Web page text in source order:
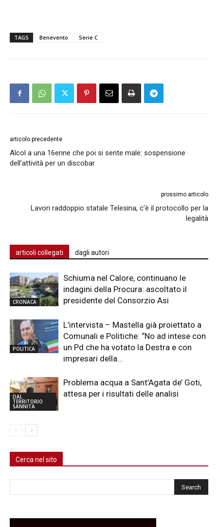
TAGS Benevento Serie C
articolo precedente
Alcol a una 16enne che poi si sente male: sospensione
dell’attività per un discobar
prossimo articolo
Lavori raddoppio statale Telesina, c’è il protocollo per la
legalità
articoli collegati dagli autori
CRONACA
Schiuma nel Calore, continuano le
indagini della Procura: ascoltato il
presidente del Consorzio Asi
POLITICA
L’intervista – Mastella già proiettato a
Comunali e Politiche: “No ad intese con
un Pd che ha votato la Destra e con
impresari della...
DAL
TERRITORIO
SANNITA
Problema acqua a Sant’Agata de’ Goti,
attesa per i risultati delle analisi
Cerca nel sito